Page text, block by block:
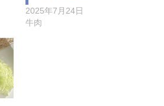
2025年7月24日
牛肉